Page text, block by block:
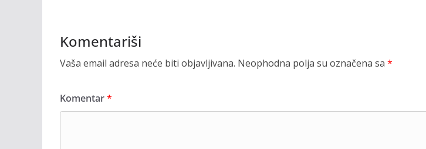
Komentariši
Vaša email adresa neće biti objavljivana. Neophodna polja su označena sa *
Komentar*